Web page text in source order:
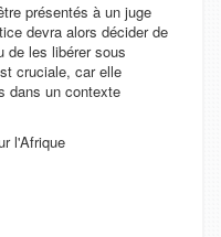
présentés à un juge
devra alors décider de
de les libérer sous
cruciale, car elle
dans un contexte
l'Afrique